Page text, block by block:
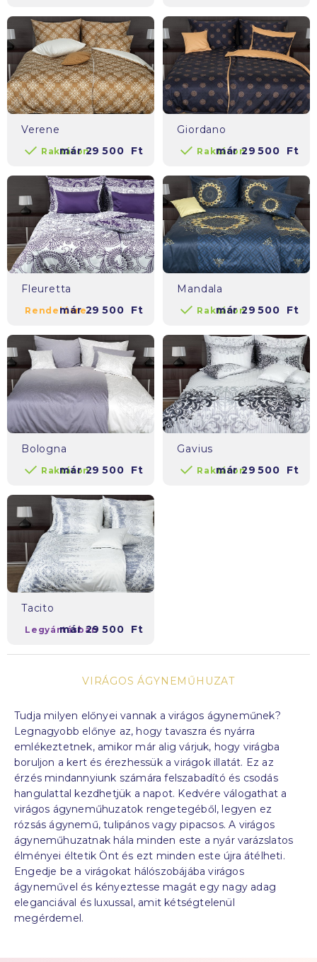
Verene
Raktáron
már29 500 Ft
Giordano
Raktáron
már29 500 Ft
Fleuretta
Rendelésre
már29 500 Ft
Mandala
Raktáron
már29 500 Ft
Bologna
Raktáron
már29 500 Ft
Gavius
Raktáron
már29 500 Ft
Tacito
Legyártásban
már29 500 Ft
VIRÁGOS ÁGYNEMŰHUZAT
Tudja milyen előnyei vannak a virágos ágyneműnek?
Legnagyobb előnye az, hogy tavaszra és nyárra
emlékeztetnek, amikor már alig várjuk, hogy virágba
boruljon a kert és érezhessük a virágok illatát. Ez az
érzés mindannyiunk számárafelszabadító és csodás
hangulattal kezdhetjük a napot. Kedvére válogathat a
virágos ágyneműhuzatok rengetegéből, legyen ez
rózsás ágynemű, tulipános vagy pipacsos. A virágos
ágyneműhuzatnak hála minden este a nyár varázslatos
élményei éltetik Önt és ezt minden este újra átélheti.
Engedje be a virágokat hálószobájába virágos
ágyneművel és kényeztesse magát egy nagy adag
eleganciával és luxussal, amit kétségtelenül
megérdemel.